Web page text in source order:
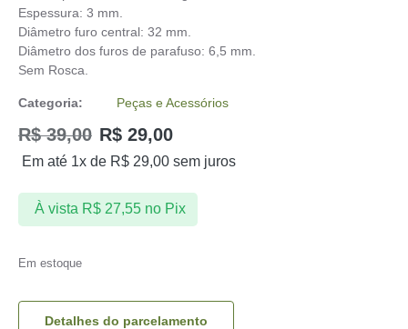
Espessura: 3 mm.
Diâmetro furo central: 32 mm.
Diâmetro dos furos de parafuso: 6,5 mm.
Sem Rosca.
Categoria: Peças e Acessórios
R$39,00 R$ 29,00
Em até 1x de R$ 29,00 sem juros
À vista R$27,55 no Pix
Em estoque
Detalhes do parcelamento